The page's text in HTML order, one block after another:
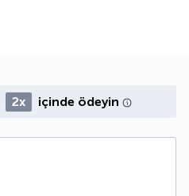
2x içinde ödeyin